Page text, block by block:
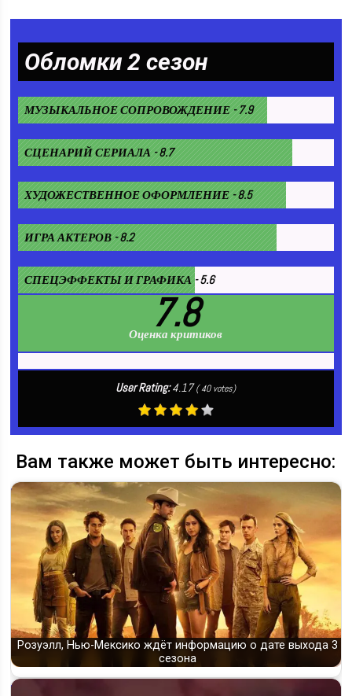
Обломки 2 сезон
МУЗЫКАЛЬНОЕ СОПРОВОЖДЕНИЕ - 7.9
СЦЕНАРИЙ СЕРИАЛА - 8.7
ХУДОЖЕСТВЕННОЕ ОФОРМЛЕНИЕ - 8.5
ИГРА АКТЕРОВ - 8.2
СПЕЦЭФФЕКТЫ И ГРАФИКА - 5.6
7.8
Оценка критиков
User Rating:4.17 (40votes)
Вам также может быть интересно:
Розуэлл, Нью-Мексико ждёт информацию о дате выхода 3
сезона